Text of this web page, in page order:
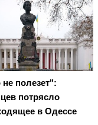
полезет":
потрясло
в Одессе